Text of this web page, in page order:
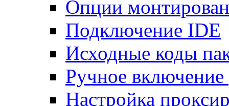
Опции
Подключение IDE
Исходные коды
Ручное
Настройка